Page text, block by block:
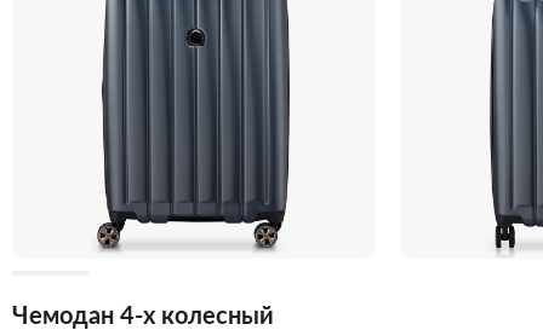
Чемодан 4-х колесный